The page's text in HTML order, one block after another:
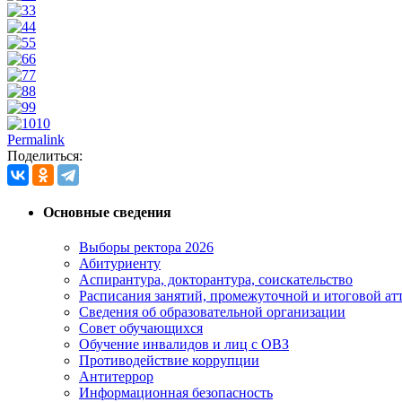
3
4
5
6
7
8
9
10
Permalink
Поделиться:
Основные сведения
Выборы ректора 2026
Абитуриенту
Аспирантура, докторантура, соискательство
Расписания занятий, промежуточной и итоговой
Сведения об образовательной организации
Совет обучающихся
Обучение инвалидов и лиц с ОВЗ
Противодействие коррупции
Антитеррор
Информационная безопасность